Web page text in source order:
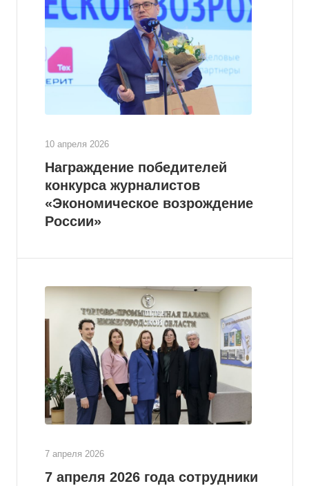
10 апреля 2026
Награждение победителей
конкурса журналистов
«Экономическое возрождение
России»
7 апреля 2026
7 апреля 2026 года сотрудники